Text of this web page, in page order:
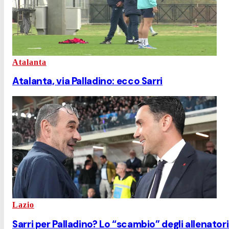
Atalanta
Atalanta, via Palladino: ecco Sarri
Lazio
Sarri per Palladino? Lo “scambio” degli